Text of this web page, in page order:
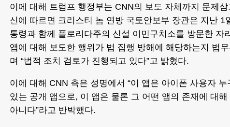
이에 대해 트럼프 행정부는 CNN의 보도 자체까지 문제
신에 따르면 크리스티 놈 연방 국토안보부 장관은 지난 1
통령과 함께 플로리다주의 신설 이민구치소를 방문한 자
앱에 대해 보도한 행위가 법 집행 방해에 해당하는지 법
며 “법적 조치 검토가 진행되고 있다”고 밝혔다.
이에 대해 CNN 측은 성명에서 “이 앱은 아이폰 사용자
있는 공개 앱으로, 이 앱은 물론 그 어떤 앱의 존재에 대해
아니다”라고 반박했다.